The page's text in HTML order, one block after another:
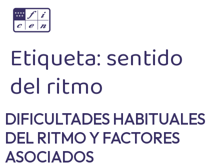
Etiqueta:sentido
del ritmo
DIFICULTADES HABITUALES
DEL RITMO Y FACTORES
ASOCIADOS